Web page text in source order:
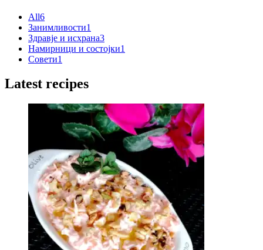
All6
Занимливости1
Здравје и исхрана3
Намирници и состојки1
Совети1
Latest recipes